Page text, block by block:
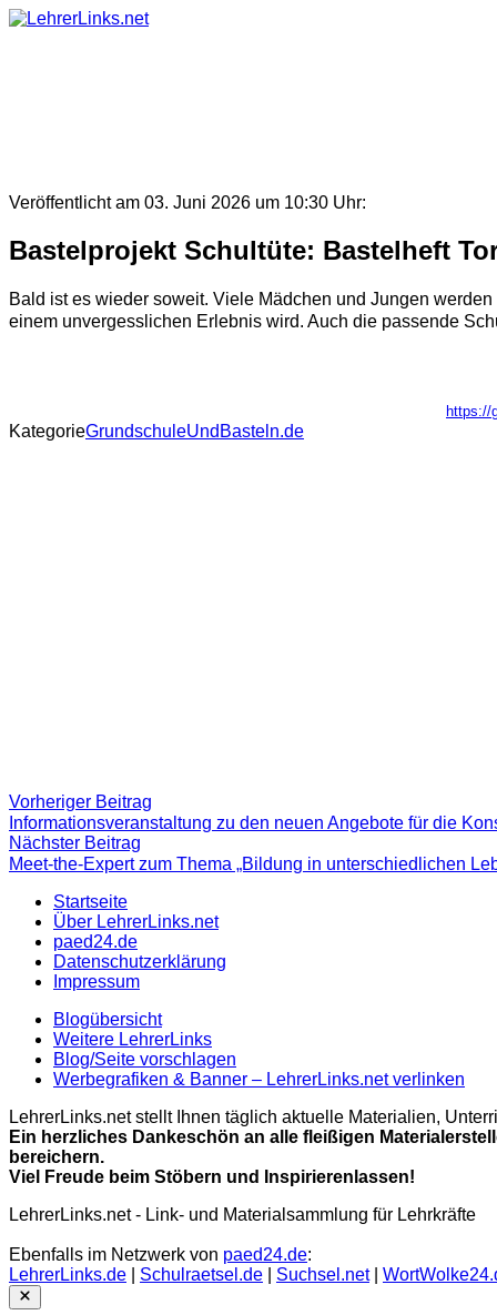
Skip
Veröffentlicht am 03. Juni 2026 um 10:30 Uhr:
Bastelprojekt Schultüte: Bastelheft
Bald ist es wieder soweit. Viele Mädchen und Jungen
einem unvergesslichen Erlebnis wird. Auch die passende
https://
KategorieGrundschuleUndBasteln.de
Beitragsnavigation
Vorheriger Beitrag
Beitrag:
Informationsveranstaltung zu den neuen Angebote für die
Nächster Beitrag
Beitrag
Meet-the-Expert zum Thema „Bildung in unterschiedlichen
Startseite
Über LehrerLinks.net
paed24.de
Datenschutzerklärung
Impressum
Blogübersicht
Weitere LehrerLinks
Blog/Seite vorschlagen
Werbegrafiken & Banner – LehrerLinks.net verlinken
LehrerLinks.net stellt Ihnen täglich aktuelle Materialien,
Ein herzliches Dankeschön an alle fleißigen
bereichern.
Viel Freude beim Stöbern und Inspirierenlassen!
LehrerLinks.net - Link- und Materialsammlung für Lehrkräfte
Ebenfalls im Netzwerk von paed24.de:
LehrerLinks.de
Schulraetsel.de Suchsel.net|
Close